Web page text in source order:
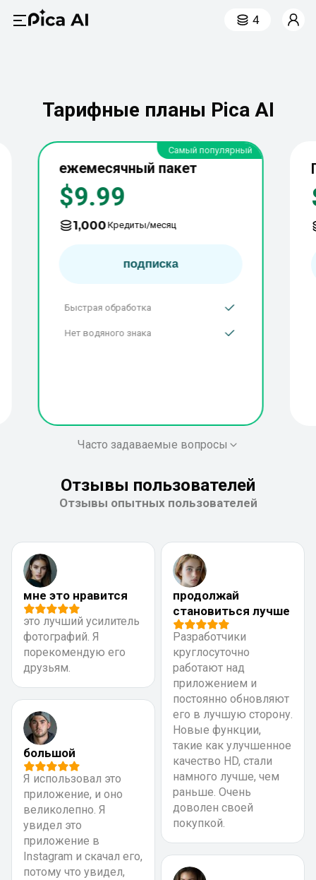
4
Тарифные планы Pica AI
Самый популярный
ежемесячный пакет
$9.99
1,000 Кредиты/месяц
подписка
Быстрая обработка
Нет водяного знака
Часто задаваемые вопросы
Отзывы пользователей
Отзывы опытных пользователей
мне это нравится
это лучший усилитель
фотографий. Я
порекомендую его
друзьям.
большой
Я использовал это
приложение, и оно
великолепно. Я
увидел это
приложение в
Instagram и скачал его,
потому что увидел,
продолжай
становиться лучше
Разработчики
круглосуточно
работают над
приложением и
постоянно обновляют
его в лучшую сторону.
Новые функции,
такие как улучшенное
качество HD, стали
намного лучше, чем
раньше. Очень
доволен своей
покупкой.